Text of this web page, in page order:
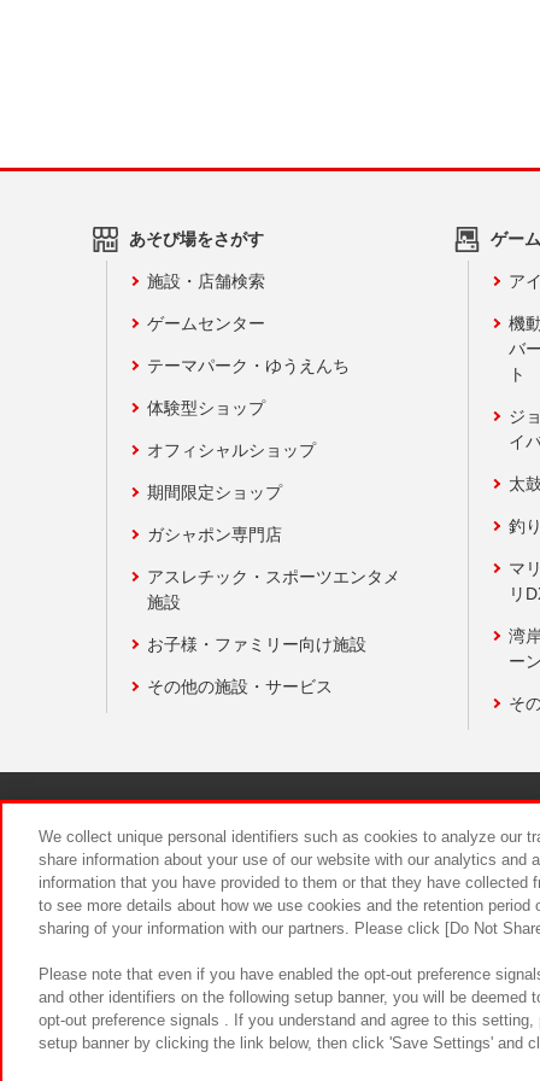
あそび場をさがす
施設・店舗検索
ゲームセンター
テーマパーク・ゆうえんち
体験型ショップ
オフィシャルショップ
期間限定ショップ
ガシャポン専門店
アスレチック・スポーツエンタメ
施設
お子様・ファミリー向け施設
その他の施設・サービス
ゲー
ア
機
バ
ト
ジ
イ
太
釣
マ
リ
湾
ー
そ
食品のご
We collect unique personal identifiers such as cookies to analyze our
share information about your use of our website with our analytics and
information that you have provided to them or that they have
to see more details about how we use cookies and the retention
sharing of your information with our partners. Please click [Do Not
Please note that even if you have enabled the opt-out preference
and other identifiers on the following setup banner, you will be
opt-out preference signals . If you understand and agree to this
setup banner by clicking the link below, then click 'Save Settings' and